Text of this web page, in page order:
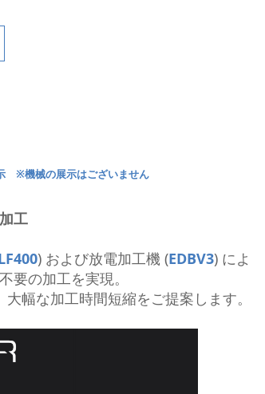
※機械の展示はございません
工
) および放電加工機 (EDBV3) によ
要の加工を実現。
幅な加工時間短縮をご提案します。